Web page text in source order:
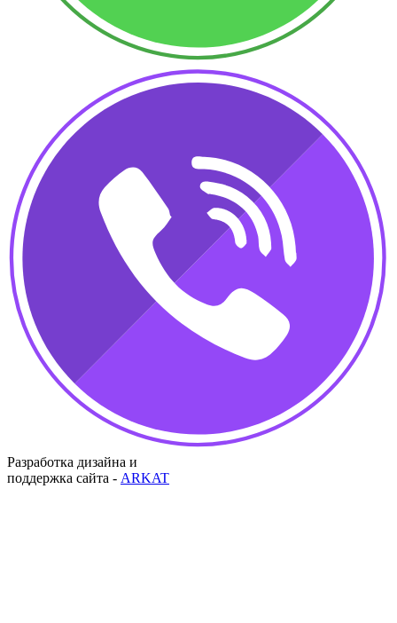
Разработка дизайна и
поддержка сайта - ARKAT